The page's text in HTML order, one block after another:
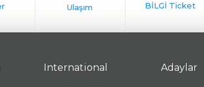
International Adaylar